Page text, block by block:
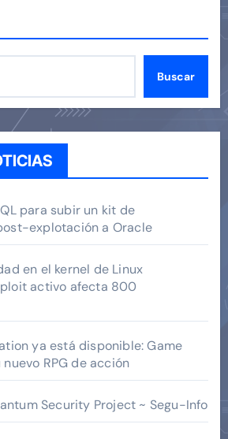
Buscar
para subir un kit de
explotación a Oracle
en el kernel de Linux
activo afecta 800
ya está disponible: Game
RPG de acción
Security Project ~ Segu-Info